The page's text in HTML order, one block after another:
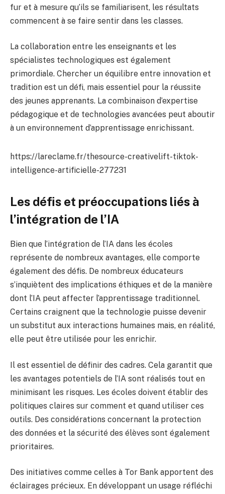
fur et à mesure qu’ils se familiarisent, les résultats
commencent à se faire sentir dans les classes.
La collaboration entre les enseignants et les
spécialistes technologiques est également
primordiale. Chercher un équilibre entre innovation et
tradition est un défi, mais essentiel pour la réussite
des jeunes apprenants. La combinaison d’expertise
pédagogique et de technologies avancées peut aboutir
à un environnement d’apprentissage enrichissant.
https://lareclame.fr/thesource-creativelift-tiktok-
intelligence-artificielle-277231
Les défis et préoccupations liés à
l’intégration de l’IA
Bien que l’intégration de l’IA dans les écoles
représente de nombreux avantages, elle comporte
également des défis. De nombreux éducateurs
s’inquiètent des implications éthiques et de la manière
dont l’IA peut affecter l’apprentissage traditionnel.
Certains craignent que la technologie puisse devenir
un substitut aux interactions humaines mais, en réalité,
elle peut être utilisée pour les enrichir.
Il est essentiel de définir des cadres. Cela garantit que
les avantages potentiels de l’IA sont réalisés tout en
minimisant les risques. Les écoles doivent établir des
politiques claires sur comment et quand utiliser ces
outils. Des considérations concernant la protection
des données et la sécurité des élèves sont également
prioritaires.
Des initiatives comme celles à Tor Bank apportent des
éclairages précieux. En développant un usage réfléchi